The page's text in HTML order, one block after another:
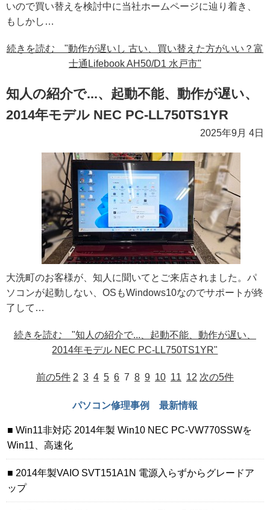
いので買い替えを検討中に当社ホームページに辿り着き、
もしかし…
続きを読む "動作が遅いし 古い、買い替えた方がいい？富
士通Lifebook AH50/D1 水戸市"
知人の紹介で...、起動不能、動作が遅い、
2014年モデル NEC PC-LL750TS1YR
2025年9月 4日
大洗町のお客様が、知人に聞いてとご来店されました。パ
ソコンが起動しない、OSもWindows10なのでサポートが終
了して…
続きを読む "知人の紹介で...、起動不能、動作が遅い、
2014年モデル NEC PC-LL750TS1YR"
前の5件 2 3 4 5 6 7 8 9 10 11 12 次の5件
パソコン修理事例 最新情報
Win11非対応 2014年製 Win10 NEC PC-VW770SSWを
Win11、高速化
2014年製VAIO SVT151A1N 電源入らずからグレードア
ップ